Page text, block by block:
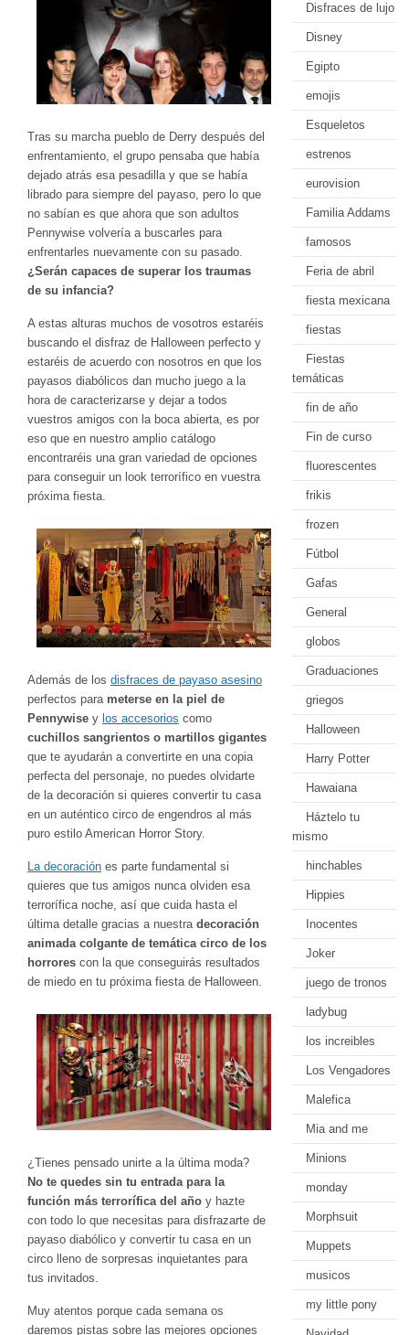
Tras su marcha pueblo de Derry después del
enfrentamiento, el grupo pensaba que había
dejado atrás esa pesadilla y que se había
librado para siempre del payaso, pero lo que
no sabían es que ahora que son adultos
Pennywise volvería a buscarles para
enfrentarles nuevamente con su pasado.
¿Serán capaces de superar los traumas
de su infancia?
A estas alturas muchos de vosotros estaréis
buscando el disfraz de Halloween perfecto y
estaréis de acuerdo con nosotros en que los
payasos diabólicos dan mucho juego a la
hora de caracterizarse y dejar a todos
vuestros amigos con la boca abierta, es por
eso que en nuestro amplio catálogo
encontraréis una gran variedad de opciones
para conseguir un look terrorífico en vuestra
próxima fiesta.
Además de los disfraces de payaso asesino
perfectos para meterse en la piel de
Pennywise y los accesorios como
cuchillos sangrientos o martillos gigantes
que te ayudarán a convertirte en una copia
perfecta del personaje, no puedes olvidarte
de la decoración si quieres convertir tu casa
en un auténtico circo de engendros al más
puro estilo American Horror Story.
La decoración es parte fundamental si
quieres que tus amigos nunca olviden esa
terrorífica noche, así que cuida hasta el
última detalle gracias a nuestra decoración
animada colgante de temática circo de los
horrores con la que conseguirás resultados
de miedo en tu próxima fiesta de Halloween.
¿Tienes pensado unirte a la última moda?
No te quedes sin tu entrada para la
función más terrorífica del año y hazte
con todo lo que necesitas para disfrazarte de
payaso diabólico y convertir tu casa en un
circo lleno de sorpresas inquietantes para
tus invitados.
Muy atentos porque cada semana os
daremos pistas sobre las mejores opciones
Disfraces de lujo
Disney
Egipto
emojis
Esqueletos
estrenos
eurovision
Familia Addams
famosos
Feria de abril
fiesta mexicana
fiestas
Fiestas
temáticas
fin de año
Fin de curso
fluorescentes
frikis
frozen
Fútbol
Gafas
General
globos
Graduaciones
griegos
Halloween
Harry Potter
Hawaiana
Háztelo tu
mismo
hinchables
Hippies
Inocentes
Joker
juego de tronos
ladybug
los increibles
Los Vengadores
Malefica
Mia and me
Minions
monday
Morphsuit
Muppets
musicos
my little pony